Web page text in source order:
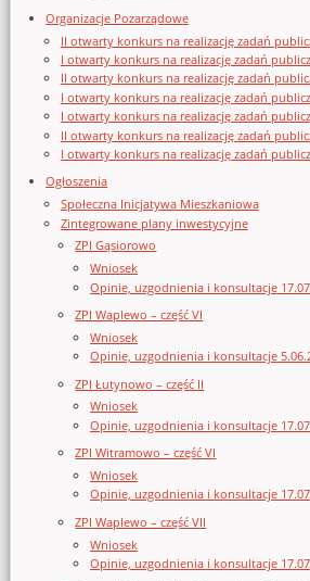
Organizacje Pozarządowe
II otwarty konkurs na realizację zadań
I otwarty konkurs na realizację zadań
II otwarty konkurs na realizację zadań
I otwarty konkurs na realizację zadań
I otwarty konkurs na realizację zadań
II otwarty konkurs na realizację zadań
I otwarty konkurs na realizację zadań
Ogłoszenia
Społeczna Inicjatywa Mieszkaniowa
Zintegrowane plany inwestycyjne
ZPI Gąsiorowo
Wniosek
Opinie, uzgodnienia i konsultacje
ZPI Waplewo – część VI
Wniosek
Opinie, uzgodnienia i konsultacje
ZPI Łutynowo – część II
Wniosek
Opinie, uzgodnienia i konsultacje
ZPI Witramowo – część VI
Wniosek
Opinie, uzgodnienia i konsultacje
ZPI Waplewo – część VII
Wniosek
Opinie, uzgodnienia i konsultacje